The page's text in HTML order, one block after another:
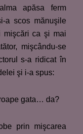
apăsa ferm
a scos mănuşile
mişcări ca şi mai
mişcându-se
s-a ridicat în
şi i-a spus:
gata… da?
prin mişcarea